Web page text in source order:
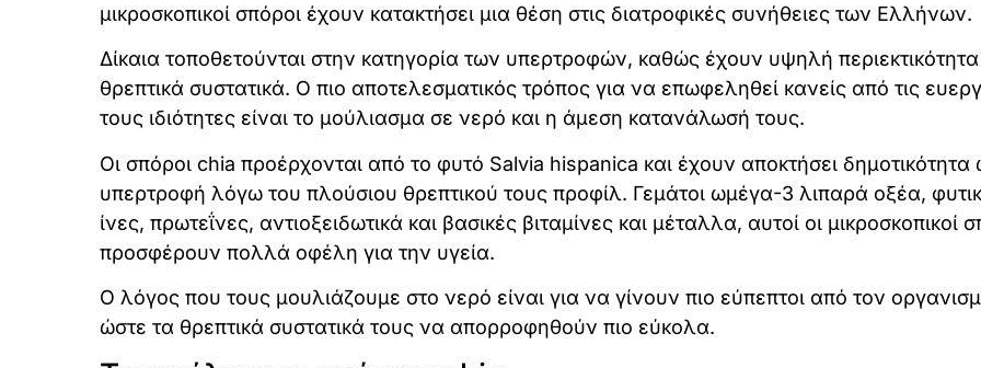
μικροσκοπικοί σπόροι έχουν κατακτήσει μια θέση στις διατροφικές συνήθειες των Ελλήνων.
Δίκαια τοποθετούνται στην κατηγορία των υπερτροφών, καθώς έχουν υψηλή
θρεπτικά συστατικά. Ο πιο αποτελεσματικός τρόπος για να επωφεληθεί κανείς από τις
τους ιδιότητες είναι το μούλιασμα σε νερό και η άμεση κατανάλωσή τους.
Οι σπόροι chia προέρχονται από το φυτό Salvia hispanica και έχουν αποκτήσει δημοτικότητα
υπερτροφή λόγω του πλούσιου θρεπτικού τους προφίλ. Γεμάτοι ωμέγα-3 λιπαρά οξέα,
ίνες, πρωτεΐνες, αντιοξειδωτικά και βασικές βιταμίνες και μέταλλα, αυτοί οι μικροσκοπικοί
προσφέρουν πολλά οφέλη για την υγεία.
Ο λόγος που τους μουλιάζουμε στο νερό είναι για να γίνουν πιο εύπεπτοι από τον
ώστε τα θρεπτικά συστατικά τους να απορροφηθούν πιο εύκολα.